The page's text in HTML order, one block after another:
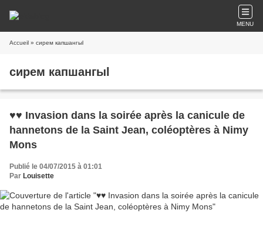
MENU
Accueil » сирем капшангыl
сирем капшангыl
♥♥ Invasion dans la soirée après la canicule de
hannetons de la Saint Jean, coléoptères à Nimy
Mons
Publié le 04/07/2015 à 01:01
Par Louisette